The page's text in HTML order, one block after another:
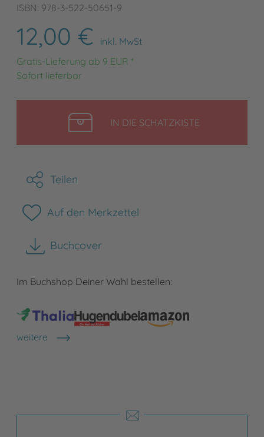
ISBN: 978-3-522-50651-9
12,00 €
inkl. MwSt
Gratis-Lieferung ab 9 EUR *
Sofort lieferbar
IN DIE SCHATZKISTELEGEN
Teilen
Auf den Merkzettel
Buchcover
herunterladen
Im Buchshop Deiner Wahl bestellen:
weitere
Shops anzeigen